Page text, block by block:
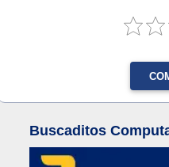
Buscaditos